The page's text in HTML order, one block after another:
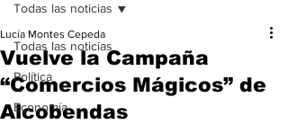
Todas las noticias
Política
Economía
Todas las noticias
Vuelve la Campaña
“Comercios Mágicos” de
Alcobendas
Lucía Montes Cepeda